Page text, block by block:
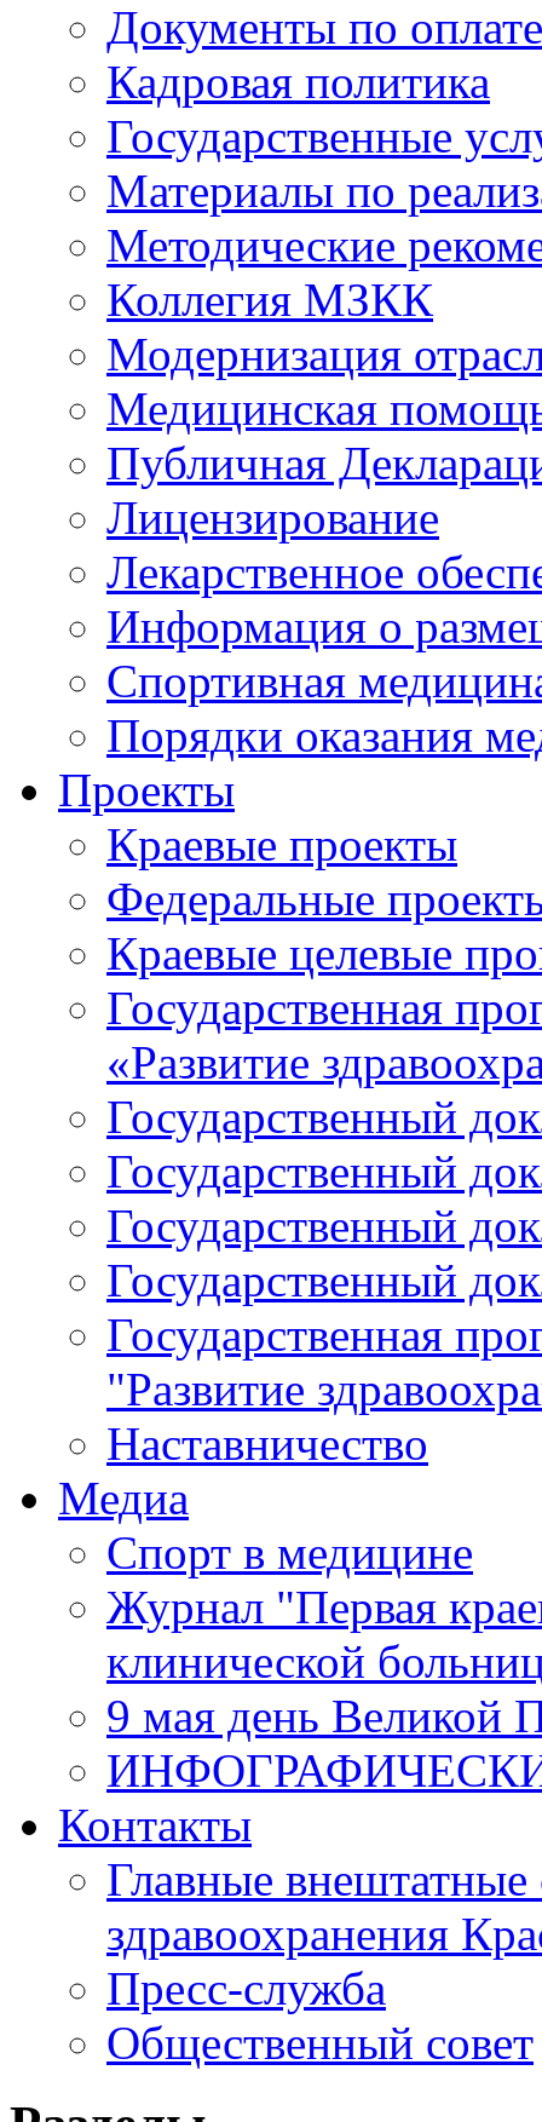
Документы по
Кадровая политика
Государственные
Материалы по
Методические
Коллегия МЗКК
Модернизация
Медицинская
Публичная
Лицензирование
Лекарственное
Информация о
Спортивная
Порядки оказания
Проекты
Краевые проекты
Федеральные
Краевые целевые
Государственная
«Развитие
Государственный
Государственный
Государственный
Государственный
Государственная
"Развитие
Наставничество
Медиа
Спорт в медицине
Журнал "Первая
клинической
9 мая день Великой
Контакты
Главные внештатные
здравоохранения
Пресс-служба
Общественный совет